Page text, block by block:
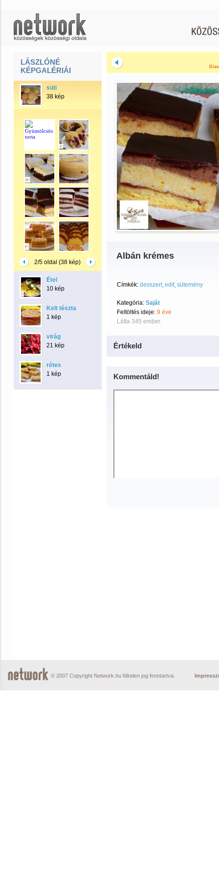
LÁSZLÓNÉ
KÉPGALÉRIÁI
süti
38 kép
2/5 oldal (38 kép)
Étel
10 kép
Kelt tészta
1 kép
virág
21 kép
rétes
1 kép
Albán krémes
Címkék: desszert edit sütemény
Kategória: Saját
Feltöltés ideje: 9 éve
Látta 345 ember.
Értékeld
Kommentáld!
© 2007 Copyright Network.hu Minden jog fenntartva.